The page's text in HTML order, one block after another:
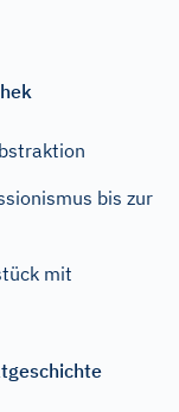
bis zur
mit